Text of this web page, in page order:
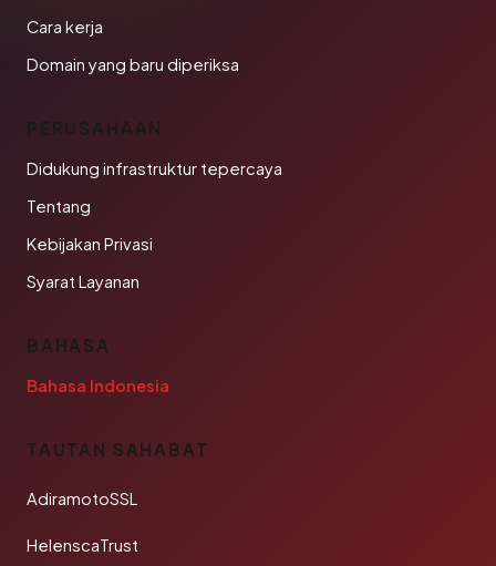
Cara kerja
Domain yang baru diperiksa
PERUSAHAAN
Didukung infrastruktur tepercaya
Tentang
Kebijakan Privasi
Syarat Layanan
BAHASA
Bahasa Indonesia
TAUTAN SAHABAT
AdiramotoSSL
HelenscaTrust